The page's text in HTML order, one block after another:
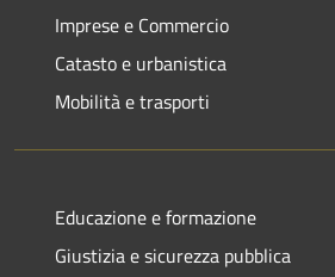
Imprese e Commercio
Catasto e urbanistica
Mobilità e trasporti
Educazione e formazione
Giustizia e sicurezza pubblica